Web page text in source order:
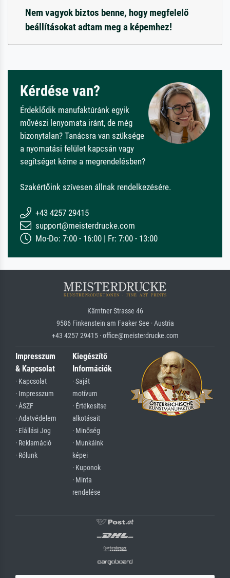
Nem vagyok biztos benne, hogy megfelelő
beállításokat adtam meg a képemhez!
Kérdése van?
Érdeklődik manufaktúránk egyik
művészi lenyomata iránt, de még
bizonytalan? Tanácsra van szüksége
a nyomatási felület kapcsán vagy
segítséget kérne a megrendelésben?
Szakértőink szívesen állnak rendelkezésére.
+43 4257 29415
support@meisterdrucke.com
Mo-Do: 7:00 - 16:00 | Fr: 7:00 - 13:00
Kärntner Strasse 46
9586 Finkenstein am Faaker See · Austria
+43 4257 29415 · office@meisterdrucke.com
Impresszum
& Kapcsolat
· Kapcsolat
· Impresszum
· ÁSZF
· Adatvédelem
· Elállási Jog
· Reklamáció
· Rólunk
Kiegészítő
Információk
· Saját
motívum
· Értékesítse
alkotásait
· Minőség
· Munkáink
képei
· Kuponok
· Minta
rendelése